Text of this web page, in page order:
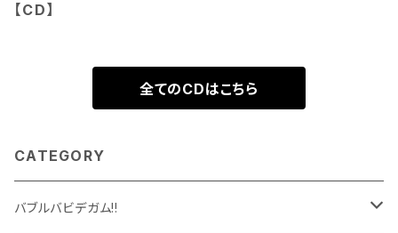
【CD】
全てのCDはこちら
CATEGORY
バブルバビデガム!!